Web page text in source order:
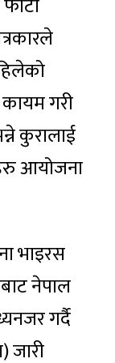
फोटो
गरी
कुरालाई
आयोजना
भाइरस
नेपाल
गर्दै
जारी